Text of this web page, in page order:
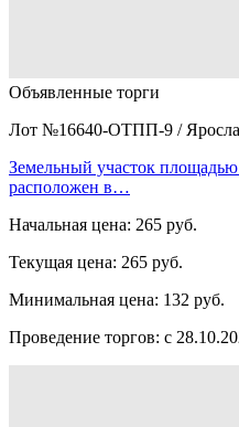
Объявленные торги
Лот №16640-ОТПП-9 /
Земельный участок
расположен в…
Начальная цена: 265 руб.
Текущая цена: 265 руб.
Минимальная цена: 132 руб.
Проведение торгов: с